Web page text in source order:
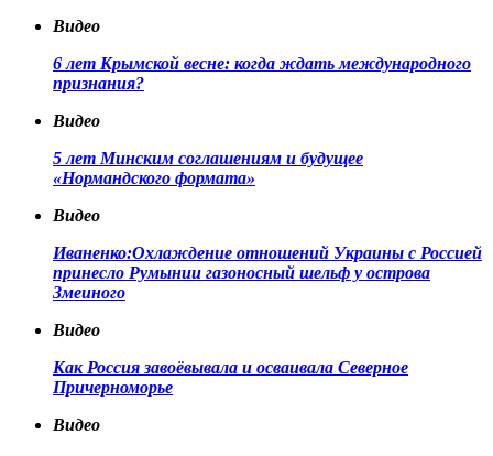
Видео
6 лет Крымской весне: когда ждать международного
признания?
Видео
5 лет Минским соглашениям и будущее
«Нормандского формата»
Видео
Иваненко:Охлаждение отношений Украины с Россией
принесло Румынии газоносный шельф у острова
Змеиного
Видео
Как Россия завоёвывала и осваивала Северное
Причерноморье
Видео